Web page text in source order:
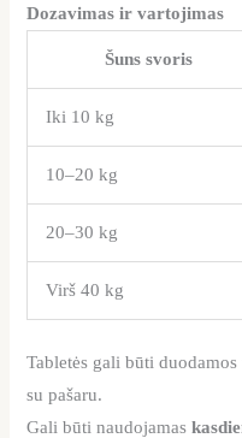
Dozavimas ir vartojimas
Šuns svoris
Iki 10 kg
10–20 kg
20–30 kg
Virš 40 kg
Tabletės gali būti
su pašaru.
Gali būti naudojamas